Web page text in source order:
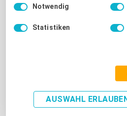
Impressum|
Notwendig
Statistiken
AUSWAHL
DAS KÖNNTE SIE AUCH